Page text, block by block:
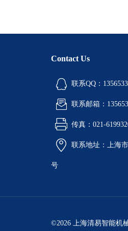
Contact Us
联系QQ：
联系邮箱：
传真：021-
联系地址：上海
号
©2026 上海清易智能机